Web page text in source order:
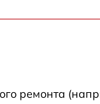
ремонта